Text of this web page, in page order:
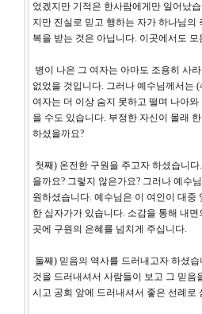
었겠지만 기적은 한사람에게만 일어났
지만 진실로 믿고 행하는 자가 하나님의
복을 받는 것은 아닙니다. 이곳에서도
병이 나은 그 여자는 아마도 조용히 사
없었을 것입니다. 그러나 예수님께서는
여자는 더 이상 숨지 못하고 떨며 나아
을 수도 있습니다. 부정한 자신이 몰래
하셨을까요?
첫째) 온전한 구원을 주고자 하셨습니
을까요? 그렇지 않은가요? 그러나 예수
원하셨습니다. 예수님은 이 여인이 대중
한 십자가가 있습니다. 소감을 통해 내
곳에 구원의 은혜를 넘치게 주십니다.
둘째) 믿음의 역사를 드러내고자 하셨
것을 드러내셔서 사람들이 보고 그 믿
시고 공회 앞에 드러내셔서 좋은 선례로